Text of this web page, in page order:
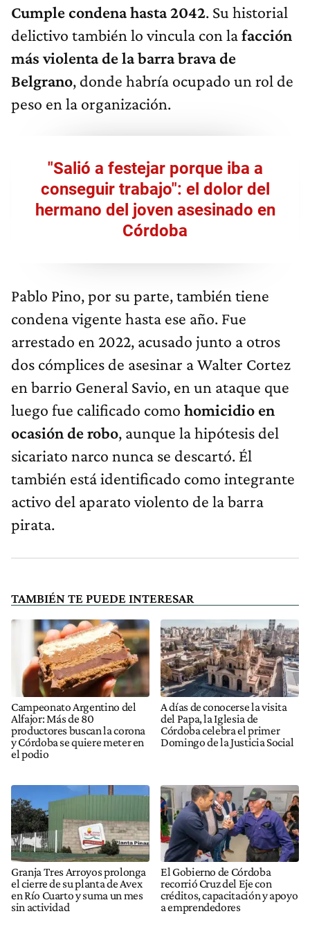
Cumple condena hasta 2042. Su historial
delictivo también lo vincula con lafacción
más violenta de la barra brava de
Belgrano, donde habría ocupado un rol de
peso en la organización.
"Salió a festejar porque iba a
conseguir trabajo": el dolor del
hermano del joven asesinado en
Córdoba
Pablo Pino, por su parte, también tiene
condena vigente hasta ese año. Fue
arrestado en 2022, acusado junto a otros
dos cómplices de asesinar a Walter Cortez
en barrio General Savio, en un ataque que
luego fue calificado como homicidio en
ocasión de robo, aunque la hipótesis del
sicariato narco nunca se descartó. Él
también está identificado como integrante
activo del aparato violento de la barra
pirata.
TAMBIÉN TE PUEDE INTERESAR
Campeonato Argentino del
Alfajor: Más de 80
productores buscan la corona
y Córdoba se quiere meter en
el podio
A días de conocerse la visita
del Papa, la Iglesia de
Córdoba celebra el primer
Domingo de la Justicia Social
Granja Tres Arroyos prolonga
el cierre de su planta de Avex
en Río Cuarto y suma un mes
sin actividad
El Gobierno de Córdoba
recorrió Cruz del Eje con
créditos, capacitación y apoyo
a emprendedores